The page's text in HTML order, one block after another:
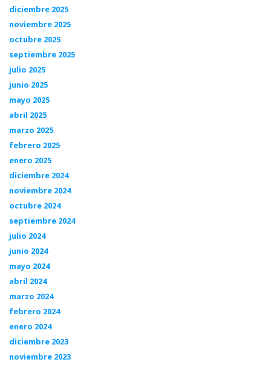
diciembre 2025
noviembre 2025
octubre 2025
septiembre 2025
julio 2025
junio 2025
mayo 2025
abril 2025
marzo 2025
febrero 2025
enero 2025
diciembre 2024
noviembre 2024
octubre 2024
septiembre 2024
julio 2024
junio 2024
mayo 2024
abril 2024
marzo 2024
febrero 2024
enero 2024
diciembre 2023
noviembre 2023